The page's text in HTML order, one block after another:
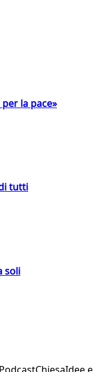
la pace»
tutti
soli